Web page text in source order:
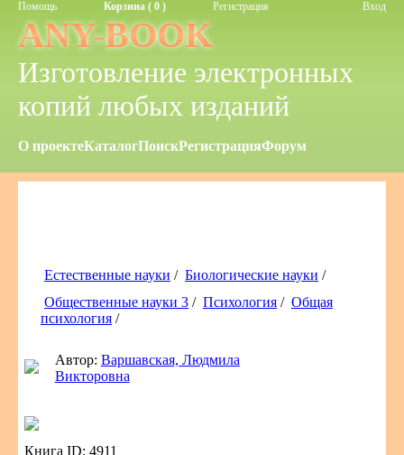
Помощь Корзина ( 0 ) Регистрация Вход
ANY-BOOK
Изготовление электронных
копий любых изданий
О проектеКаталогПоискРегистрацияФорум
Естественные науки / Биологические науки /
Общественные науки 3 / Психология / Общая
психология /
Автор: Варшавская, Людмила
Викторовна
Книга ID: 4911